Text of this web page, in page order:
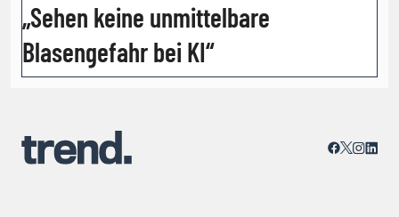
„Sehen keine unmittelbare
Blasengefahr bei KI“